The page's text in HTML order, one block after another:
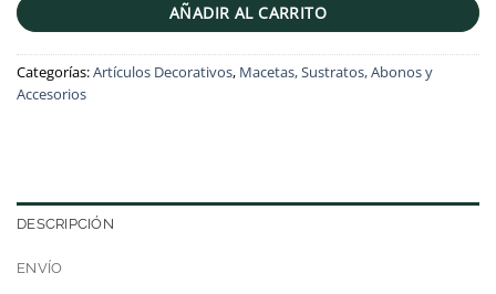
AÑADIR AL CARRITO
Categorías:Artículos Decorativos, Macetas, Sustratos, Abonos y
Accesorios
DESCRIPCIÓN
ENVÍO